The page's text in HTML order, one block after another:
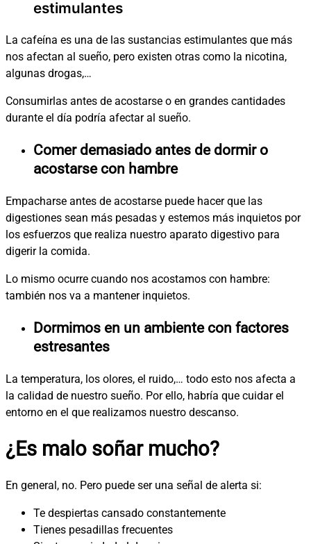
estimulantes
La cafeína es una de las sustancias estimulantes que más
nos afectan al sueño, pero existen otras como la nicotina,
algunas drogas,…
Consumirlas antes de acostarse o en grandes cantidades
durante el día podría afectar al sueño.
Comer demasiado antes de dormir o
acostarse con hambre
Empacharse antes de acostarse puede hacer que las
digestiones sean más pesadas y estemos más inquietos por
los esfuerzos que realiza nuestro aparato digestivo para
digerir la comida.
Lo mismo ocurre cuando nos acostamos con hambre:
también nos va a mantener inquietos.
Dormimos en un ambiente con factores
estresantes
La temperatura, los olores, el ruido,… todo esto nos afecta a
la calidad de nuestro sueño. Por ello, habría que cuidar el
entorno en el que realizamos nuestro descanso.
¿Es malo soñar mucho?
En general, no. Pero puede ser una señal de alerta si:
Te despiertas cansado constantemente
Tienes pesadillas frecuentes